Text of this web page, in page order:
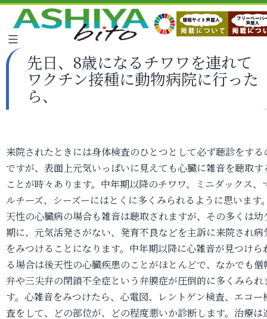
先日、8歳になるチワワを連れて
ワクチン接種に動物病院に行った
ら、
来院されたときには身体検査のひとつとして必ず聴診をする
ですが、表面上元気いっぱいに見えても心臓に雑音を聴取す
ことが時々あります。中年期以降のチワワ、ミニダックス、
ルチーズ、シーズーにはとくに多くみられるように思います
天性の心臓病の場合も雑音は聴取されますが、その多くは幼
期に、元気活発さがない、発育不良などを主訴に来院され病
をみつけることになります。中年期以降に心雑音が見つけら
る場合は後天性の心臓疾患のことがほとんどで、なかでも僧
弁や三尖弁の閉鎖不全症という弁膜症が圧倒的に多くみられ
す。心雑音をみつけたら、心電図、レントゲン検査、エコー
査をして、どの部位が、どの程度悪いか診断します。治療は